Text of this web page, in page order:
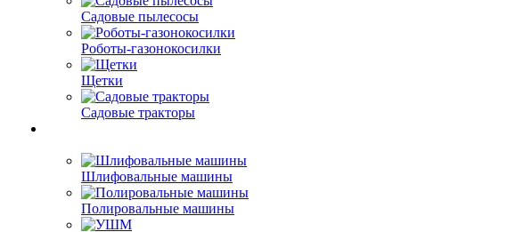
Садовые пылесосы
Роботы-газонокосилки
Щетки
Садовые тракторы
Шлифовальные машины
Полировальные машины